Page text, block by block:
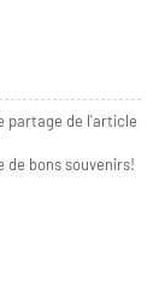
partage de l'article
de bons souvenirs!